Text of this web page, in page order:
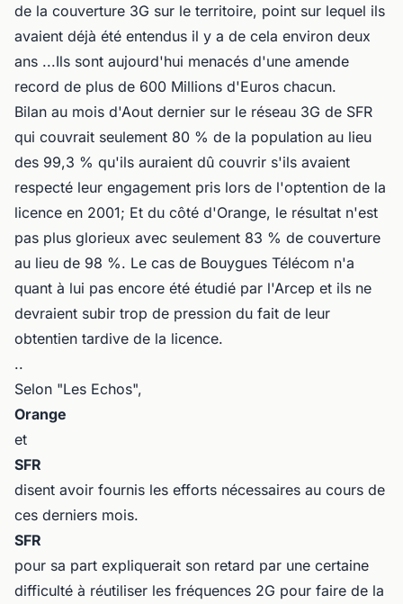
de la couverture 3G sur le territoire, point sur lequel ils
avaient déjà été entendus il y a de cela environ deux
ans ...Ils sont aujourd'hui menacés d'une amende
record de plus de 600 Millions d'Euros chacun.
Bilan au mois d'Aout dernier sur le réseau 3G de SFR
qui couvrait seulement 80 % de la population au lieu
des 99,3 % qu'ils auraient dû couvrir s'ils avaient
respecté leur engagement pris lors de l'optention de la
licence en 2001; Et du côté d'Orange, le résultat n'est
pas plus glorieux avec seulement 83 % de couverture
au lieu de 98 %. Le cas de Bouygues Télécom n'a
quant à lui pas encore été étudié par l'Arcep et ils ne
devraient subir trop de pression du fait de leur
obtentien tardive de la licence.
..
Selon "Les Echos",
Orange
et
SFR
disent avoir fournis les efforts nécessaires au cours de
ces derniers mois.
SFR
pour sa part expliquerait son retard par une certaine
difficulté à réutiliser les fréquences 2G pour faire de la